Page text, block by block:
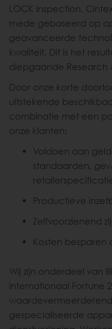
LOCK Inspection,
mede gebaseerd op
geavanceerde
kwaliteit. Dit is het
diepgaande Research
Door onze korte
uitstekende
combinatie met een
onze klanten:
Voldoen aan
standaarden,
Productieve
Zelfvoorzienend
Kosten
Wij zijn onderdeel van
internationaal Fortune
gespecialiseerde